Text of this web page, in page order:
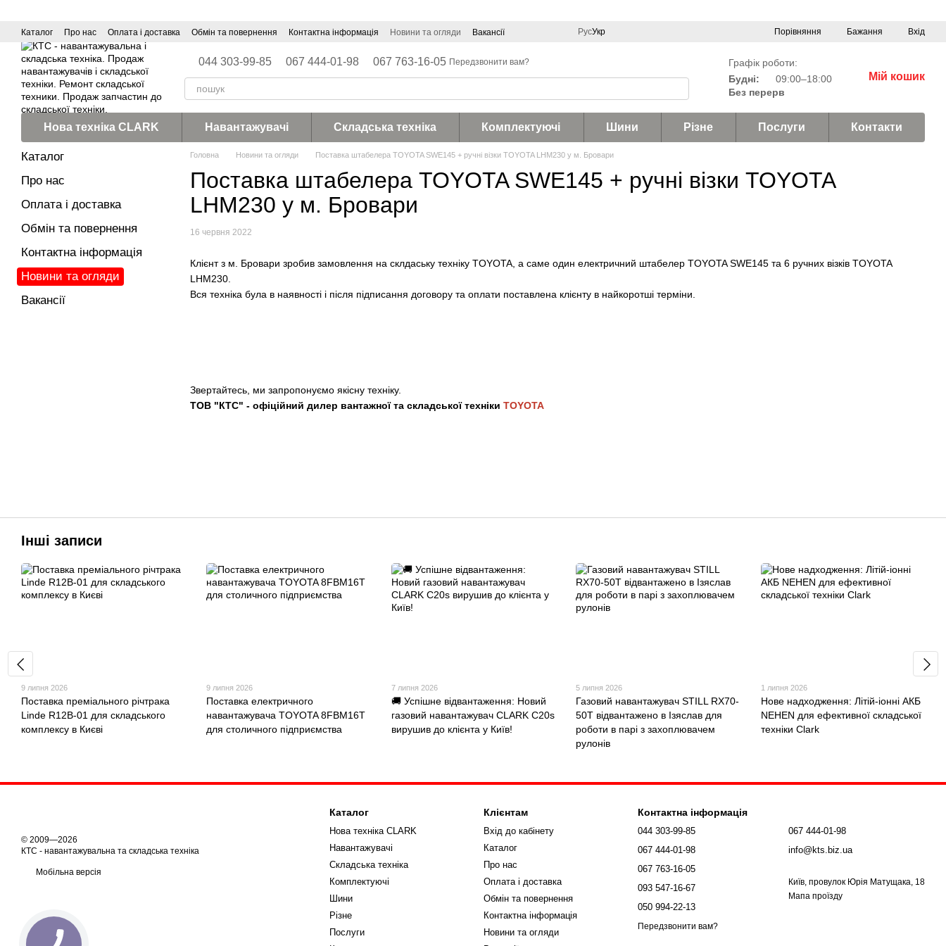
Каталог Про нас Оплата і доставка Обмін та повернення Контактна інформація Новини та огляди Вакансії РусУкр Порівняння Бажання Вхід
044 303-99-85 067 444-01-98 067 763-16-05 Передзвонити вам?
Графік роботи:
Будні:
09:00–18:00
Без перерв
Мій кошик
Нова техніка CLARK Навантажувачі Складська техніка Комплектуючі Шини Різне Послуги Контакти
Головна Новини та огляди Поставка штабелера TOYOTA SWE145 + ручні візки TOYOTA LHM230 у м. Бровари
Поставка штабелера TOYOTA SWE145 + ручні візки TOYOTA
LHM230 у м. Бровари
16 червня 2022
Клієнт з м. Бровари зробив замовлення на склдаську техніку TOYOTA, а саме один електричний штабелер TOYOTA SWE145 та 6 ручних візків TOYOTA
LHM230.
Вся техніка була в наявності і після підписання договору та оплати поставлена клієнту в найкоротші терміни.
Звертайтесь, ми запропонуємо якісну техніку.
ТОВ "КТС" - офіційний дилер вантажної та складської техніки TOYOTA
Каталог
Про нас
Оплата і доставка
Обмін та повернення
Контактна інформація
Новини та огляди
Вакансії
Інші записи
9 липня 2026
Поставка преміального річтрака
Linde R12B-01 для складського
комплексу в Києві
9 липня 2026
Поставка електричного
навантажувача TOYOTA 8FBM16T
для столичного підприємства
7 липня 2026
🚚 Успішне відвантаження: Новий
газовий навантажувач CLARK C20s
вирушив до клієнта у Київ!
5 липня 2026
Газовий навантажувач STILL RX70-
50T відвантажено в Ізяслав для
роботи в парі з захоплювачем
рулонів
1 липня 2026
Нове надходження: Літій-іонні АКБ
NEHEN для ефективної складської
техніки Clark
© 2009—2026
КТС - навантажувальна та складська техніка
Мобільна версія
Каталог
Нова техніка CLARK
Навантажувачі
Складська техніка
Комплектуючі
Шини
Різне
Послуги
Клієнтам
Вхід до кабінету
Каталог
Про нас
Оплата і доставка
Обмін та повернення
Контактна інформація
Новини та огляди
Контактна інформація
044 303-99-85
067 444-01-98
067 763-16-05
093 547-16-67
050 994-22-13
Передзвонити вам?
067 444-01-98
info@kts.biz.ua
Київ, провулок Юрія Матущака, 18
Мапа проїзду